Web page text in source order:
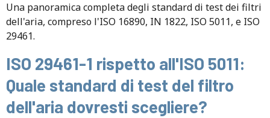
Una panoramica completa degli standard di test dei filtri
dell'aria, compreso l'ISO 16890, IN 1822, ISO 5011, e ISO
29461.
ISO 29461-1 rispetto all'ISO 5011:
Quale standard di test del filtro
dell'aria dovresti scegliere?